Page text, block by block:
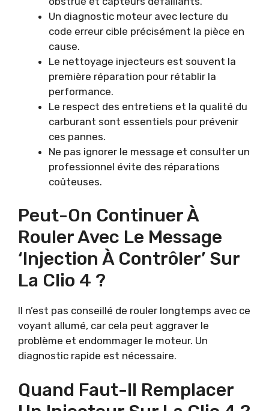
Un diagnostic moteur avec lecture du
code erreur cible précisément la pièce en
cause.
Le nettoyage injecteurs est souvent la
première réparation pour rétablir la
performance.
Le respect des entretiens et la qualité du
carburant sont essentiels pour prévenir
ces pannes.
Ne pas ignorer le message et consulter un
professionnel évite des réparations
coûteuses.
Peut-On Continuer À
Rouler Avec Le Message
‘injection À Contrôler’ Sur
La Clio 4 ?
Il n’est pas conseillé de rouler longtemps avec ce
voyant allumé, car cela peut aggraver le
problème et endommager le moteur. Un
diagnostic rapide est nécessaire.
Quand Faut-Il Remplacer